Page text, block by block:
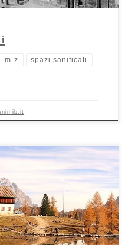
m-z spazi sanificati
con il sociale, tra
Luca Bottini I rifugi alpini
di luoghi caratterizzati
«estreme» dal punto di vista
su cui sorgono rappresenta una
costruttivo, poiché la […]